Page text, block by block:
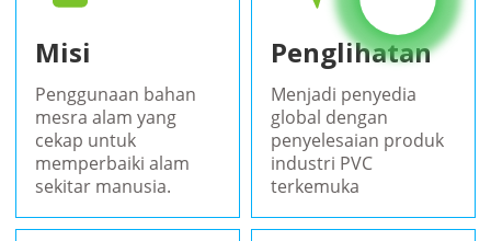
Misi
Penggunaan bahan
mesra alam yang
cekap untuk
memperbaiki alam
sekitar manusia.
Penglihatan
Menjadi penyedia
global dengan
penyelesaian produk
industri PVC
terkemuka